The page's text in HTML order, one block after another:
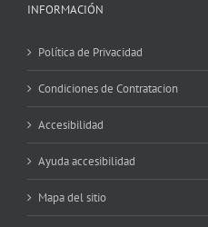
INFORMACIÓN
Política de Privacidad
Condiciones de Contratacion
Accesibilidad
Ayuda accesibilidad
Mapa del sitio